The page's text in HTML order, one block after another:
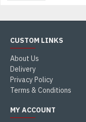
CUSTOM LINKS
About Us
Delivery
Privacy Policy
Terms & Conditions
MY ACCOUNT